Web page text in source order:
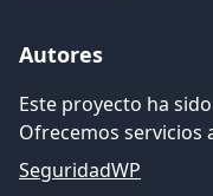
Autores
Este proyecto ha
Ofrecemos servicios
SeguridadWP